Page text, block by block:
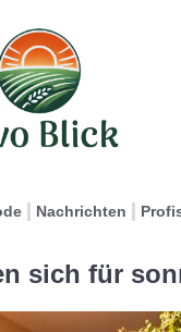
Nachrichten
sich für